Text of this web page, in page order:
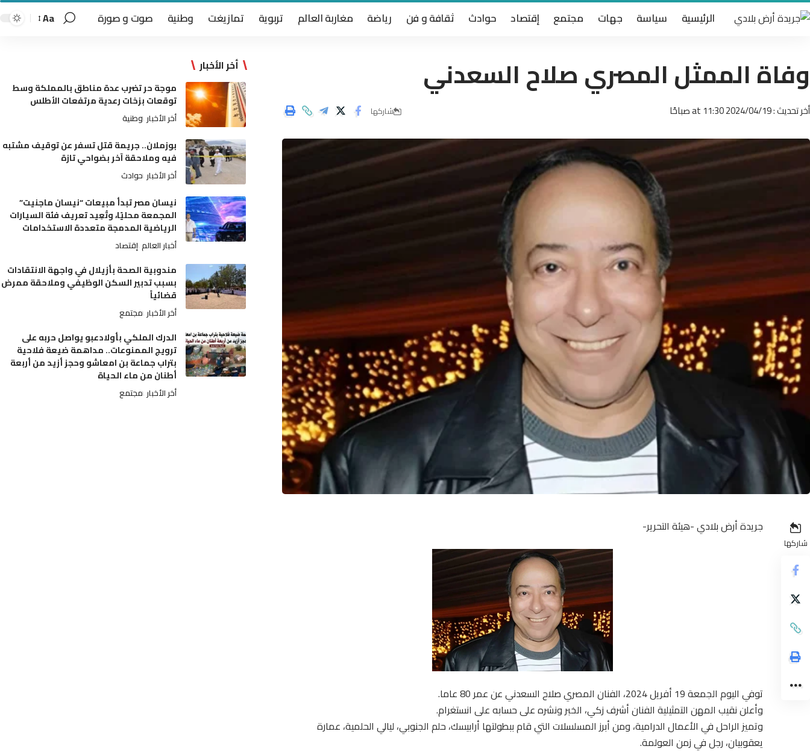
الرئيسية سياسة جهات مجتمع إقتصاد حوادث ثقافة و فن رياضة مغاربة العالم تربوية تمازيغت وطنية صوت و صورة Aa
وفاة الممثل المصري صلاح السعدني
أخر تحديث : 2024/04/19 at 11:30 صباحًا شاركها
شاركها
جريدة أرض بلادي -هيئة التحرير-
توفي اليوم الجمعة 19 أفريل 2024، الفنان المصري صلاح السعدني عن عمر 80 عاما.
وأعلن نقيب المهن التمثيلية الفنان أشرف زكي، الخبر ونشره على حسابه على انستغرام.
وتميز الراحل في الأعمال الدرامية، ومن أبرز المسلسلات التي قام ببطولتها أرابيسك، حلم الجنوبي، ليالي الحلمية، عمارة
يعقوبيان، رجل في زمن العولمة.
أخر الأخبار
موجة حر تضرب عدة مناطق بالمملكة وسط
توقعات بزخات رعدية مرتفعات الأطلس
أخر الأخبار وطنية
بوزملان.. جريمة قتل تسفر عن توقيف مشتبه
فيه وملاحقة آخر بضواحي تازة
أخر الأخبار حوادث
نيسان مصر تبدأ مبيعات “نيسان ماجنيت”
المجمعة محليًا، وتُعِيد تعريف فئة السيارات
الرياضية المدمجة متعددة الاستخدامات
أخبار العالم إقتصاد
مندوبية الصحة بأزيلال في واجهة الانتقادات
بسبب تدبير السكن الوظيفي وملاحقة ممرض
قضائياً
أخر الأخبار مجتمع
الدرك الملكي بأولادعبو يواصل حربه على
ترويج الممنوعات.. مداهمة ضيعة فلاحية
بتراب جماعة بن امعاشو وحجز أزيد من أربعة
أطنان من ماء الحياة
أخر الأخبار مجتمع